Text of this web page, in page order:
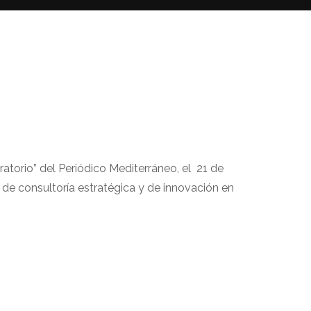
del Periódico Mediterráneo, el 21 de
consultoría estratégica y de innovación en